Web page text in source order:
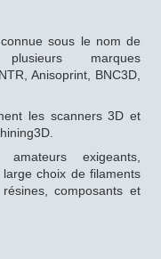
sous le nom de
plusieurs marques
Anisoprint, BNC3D,
les scanners 3D et
exigeants,
choix de filaments
composants et